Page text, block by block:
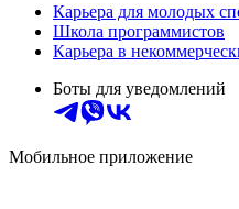
Карьера для молодых
Школа программистов
Карьера в
Боты для уведомлений
Мобильное приложение